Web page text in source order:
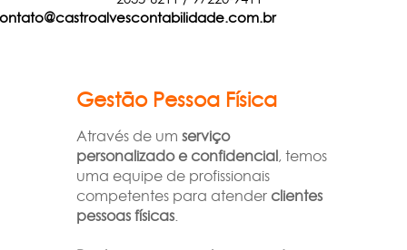
Gestão Pessoa Física
Através de um serviço
personalizado e confidencial , temos
uma equipe de profissionais
competentes para atender clientes
pessoas físicas